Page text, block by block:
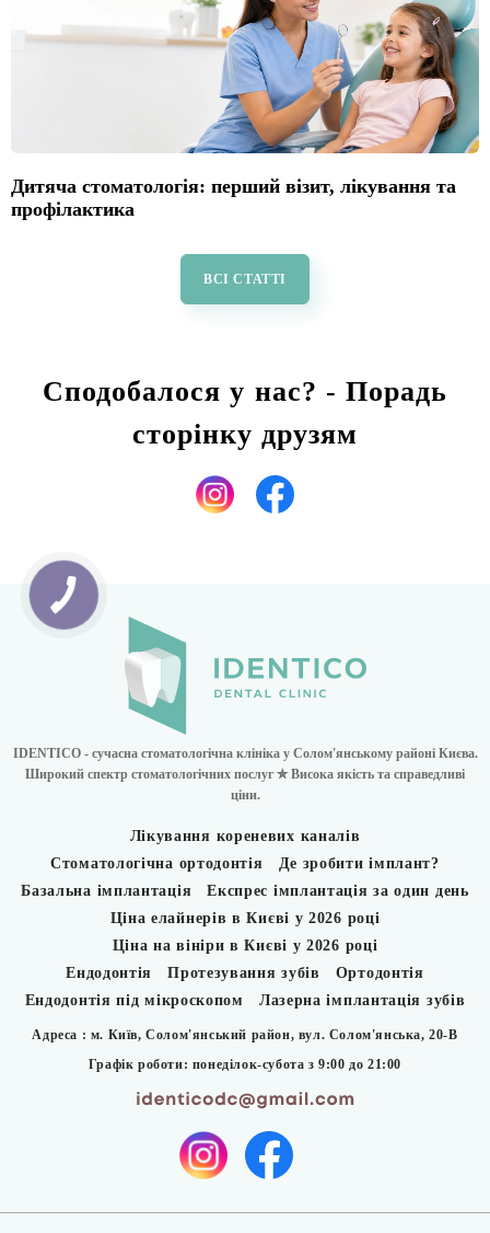
Дитяча стоматологія: перший візит, лікування та
профілактика
ВСІ СТАТТІ
Сподобалося у нас? - Порадь
сторінку друзям
IDENTICO - сучасна стоматологічна клініка у Солом'янському районі Києва.
Широкий спектр стоматологічних послуг ✮ Висока якість та справедливі
ціни.
Лікування кореневих каналів
Стоматологічна ортодонтія
Де зробити імплант?
Базальна імплантація
Експрес імплантація за один день
Ціна елайнерів в Києві у 2026 році
Ціна на вініри в Києві у 2026 році
Ендодонтія
Протезування зубів
Ортодонтія
Ендодонтія під мікроскопом
Лазерна імплантація зубів
Адреса : м. Київ, Солом'янський район, вул. Солом'янська, 20-В
Графік роботи: понеділок-субота з 9:00 до 21:00